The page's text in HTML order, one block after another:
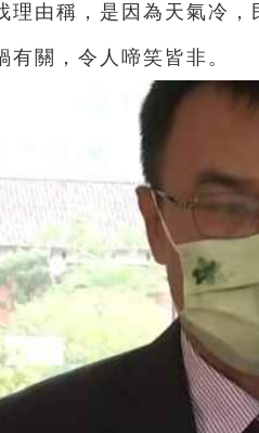
理由稱，是因為天氣冷，
有關，令人啼笑皆非。